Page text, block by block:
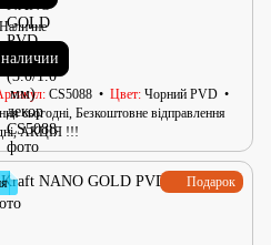
Наличие
CS5088 Цвет Чорний PVD
сьогодні, Безкоштовне відправлення
АКЦІЯ !!!
Подарок